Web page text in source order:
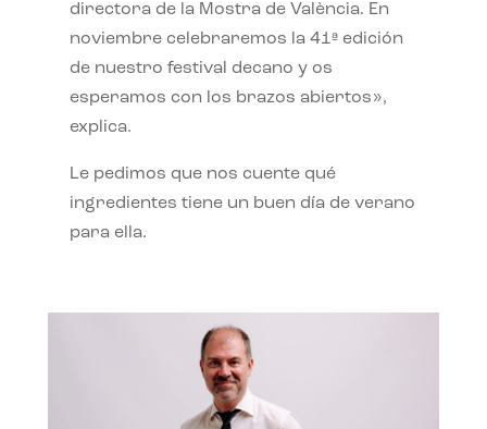
directora de la Mostra de València. En
noviembre celebraremos la 41ª edición
de nuestro festival decano y os
esperamos con los brazos abiertos»,
explica.
Le pedimos que nos cuente qué
ingredientes tiene un buen día de verano
para ella.